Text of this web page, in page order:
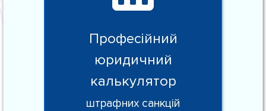
Професійний
юридичний
калькулятор
штрафних санкцій